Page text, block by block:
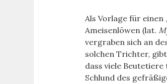
Als Vorlage für einen
Ameisenlöwen (lat.
vergraben sich an
solchen Trichter,
dass viele
Schlund des